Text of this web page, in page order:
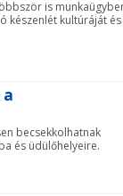
is
készenlét kultúráját és
becsekkolhatnak
és üdülőhelyeire.